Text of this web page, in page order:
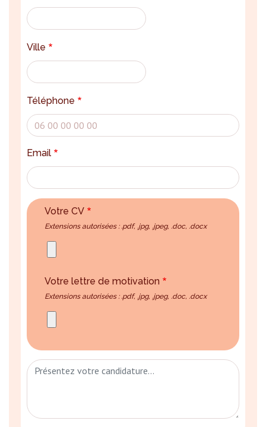
Ville
Téléphone
Email
Votre CV
Extensions autorisées : .pdf, .jpg, .jpeg, .doc, .docx
Votre lettre de motivation
Extensions autorisées : .pdf, .jpg, .jpeg, .doc, .docx